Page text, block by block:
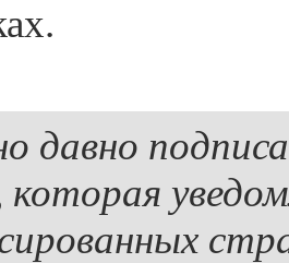
давно
которая